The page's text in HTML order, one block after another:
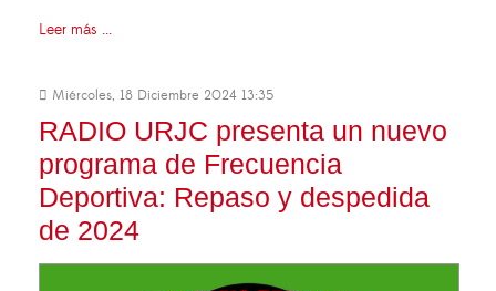
Leer más ...
Miércoles, 18 Diciembre 2024 13:35
RADIO URJC presenta un nuevo
programa de Frecuencia
Deportiva: Repaso y despedida
de 2024